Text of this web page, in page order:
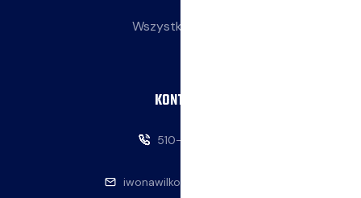
Wszystkie wpisy
KONTAKT
510-146-069
iwonawilkowska@interia.pl